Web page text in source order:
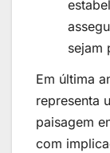
sejam
Em última
representa
paisagem
com